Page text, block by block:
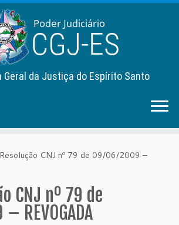
Geral da Justiça do Espírito Santo
Resolução CNJ nº 79 de 09/06/2009 –
CNJ nº 79 de
REVOGADA